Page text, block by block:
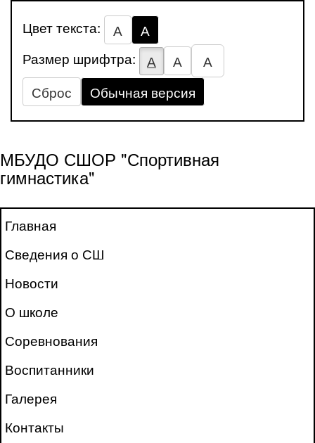
Цвет текста: А
А
Размер шрифтра:
А А
А
Сброс
Обычная версия
МБУДО СШОР "Спортивная
гимнастика"
Главная
Сведения о СШ
Новости
О школе
Соревнования
Воспитанники
Галерея
Контакты